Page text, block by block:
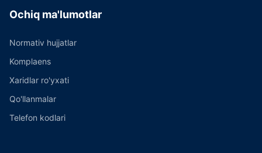
Ochiq ma'lumotlar
Normativ hujjatlar
Komplaens
Xaridlar ro'yxati
Qo'llanmalar
Telefon kodlari